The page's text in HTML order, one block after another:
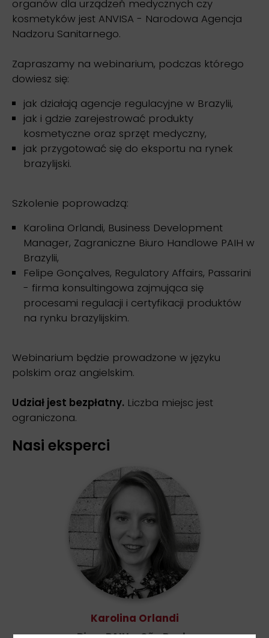
organów dla urządzeń medycznych czy
kosmetyków jest ANVISA - Narodowa Agencja
Nadzoru Sanitarnego.
Zapraszamy na webinarium, podczas którego
dowiesz się:
jak działają agencje regulacyjne w Brazylii,
jak i gdzie zarejestrować produkty
kosmetyczne oraz sprzęt medyczny,
jak przygotować się do eksportu na rynek
brazylijski.
Szkolenie poprowadzą:
Karolina Orlandi, Business Development
Manager, Zagraniczne Biuro Handlowe PAIH w
Brazylii,
Felipe Gonçalves, Regulatory Affairs, Passarini
- firma konsultingowa zajmująca się
procesami regulacji i certyfikacji produktów
na rynku brazylijskim.
Webinarium będzie prowadzone w języku
polskim oraz angielskim.
Udział jest bezpłatny. Liczba miejsc jest
ograniczona.
Nasi eksperci
Karolina Orlandi